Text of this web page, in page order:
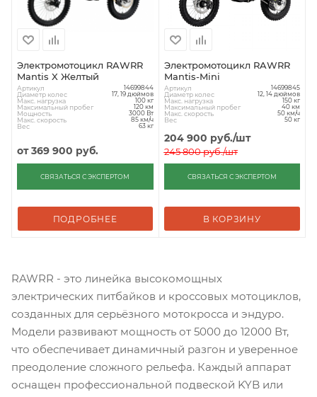
Электромотоцикл RAWRR
Mantis X Желтый
Артикул 14699844
Диаметр колес 17, 19 дюймов
Макс. нагрузка 100 кг
Максимальный пробег 120 км
Мощность 3000 Вт
Макс. скорость 85 км/ч
Вес 63 кг
от369 900 руб.
СВЯЗАТЬСЯ С ЭКСПЕРТОМ
ПОДРОБНЕЕ
Электромотоцикл RAWRR
Mantis-Mini
Артикул 14699845
Диаметр колес 12, 14 дюймов
Макс. нагрузка 150 кг
Максимальный пробег 40 км
Макс. скорость 50 км/ч
Вес 50 кг
204 900 руб./шт
245 800руб./шт
СВЯЗАТЬСЯ С ЭКСПЕРТОМ
В КОРЗИНУ
RAWRR - это линейка высокомощных
электрических питбайков и кроссовых мотоциклов,
созданных для серьёзного мотокросса и эндуро.
Модели развивают мощность от 5000 до 12000 Вт,
что обеспечивает динамичный разгон и уверенное
преодоление сложного рельефа. Каждый аппарат
оснащен профессиональной подвеской KYB или